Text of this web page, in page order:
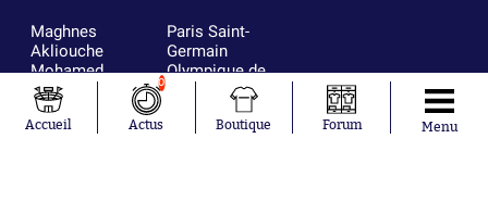
Maghnes
Akliouche
Mohamed
Salah
Lionel Messi
Ferrán Torres
Paris Saint-
Germain
Olympique de
Marseille
Real Madrid
FIFA
Accueil
0
Actus Boutique Forum Menu